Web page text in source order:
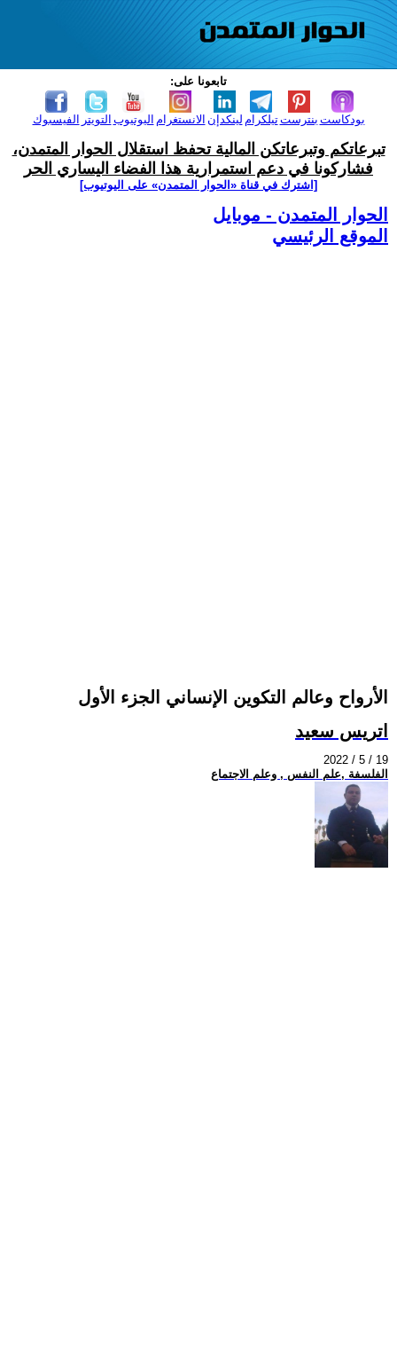
تابعونا على:
الفيسبوك التويتر اليوتيوب الانستغرام لينكدإن تيلكرامبنترست بودكاست
تبرعاتكم وتبرعاتكن المالية تحفظ استقلال الحوار المتمدن،
فشاركونا في دعم استمرارية هذا الفضاء اليساري الحر
[اشترك في قناة ‫«الحوار المتمدن» على اليوتيوب]
الحوار المتمدن - موبايل
الموقع الرئيسي
الأرواح وعالم التكوين الإنساني الجزء الأول
اتريس سعيد
2022 / 5 / 19
الفلسفة ,علم النفس , وعلم الاجتماع